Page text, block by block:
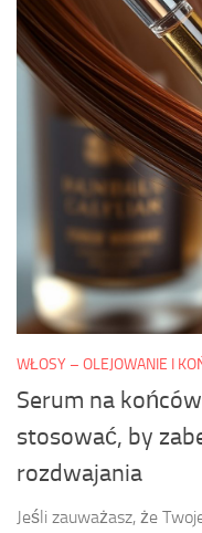
WŁOSY – OLEJOWANIE I
Serum na
stosować, by
rozdwajania
Jeśli zauważasz, że